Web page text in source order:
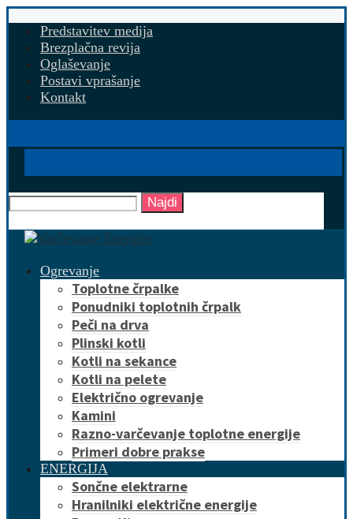
Predstavitev medija
Brezplačna revija
Oglaševanje
Postavi vprašanje
Kontakt
Najdi
Ogrevanje
Toplotne črpalke
Ponudniki toplotnih črpalk
Peči na drva
Plinski kotli
Kotli na sekance
Kotli na pelete
Električno ogrevanje
Kamini
Razno-varčevanje toplotne energije
Primeri dobre prakse
ENERGIJA
Sončne elektrarne
Hranilniki električne energije